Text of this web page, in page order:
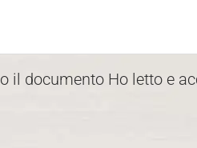
il documento Ho letto e